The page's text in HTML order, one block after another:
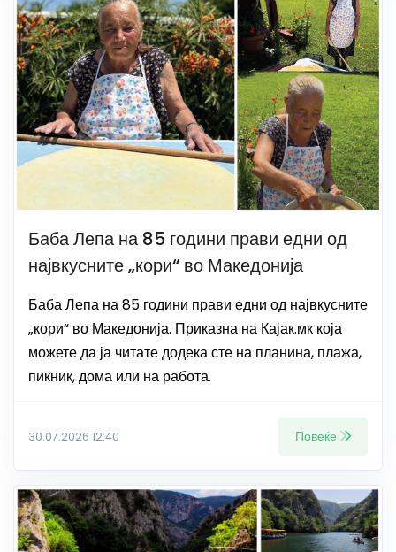
Баба Лепа на 85 години прави едни од
највкусните „кори“ во Македонија
Баба Лепа на 85 години прави едни од највкусните
„кори“ во Македонија. Приказна на Кајак.мк која
можете да ја читате додека сте на планина, плажа,
пикник, дома или на работа.
30.07.2026 12:40 Повеќе